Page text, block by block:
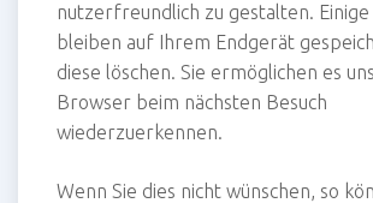
nutzerfreundlich zu gestalten. Einige
bleiben auf Ihrem Endgerät
diese löschen. Sie ermöglichen es
Browser beim nächsten Besuch
wiederzuerkennen.
Wenn Sie dies nicht wünschen, so